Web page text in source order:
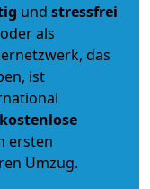
und stressfrei
oder als
das
ist
ersten
Umzug.